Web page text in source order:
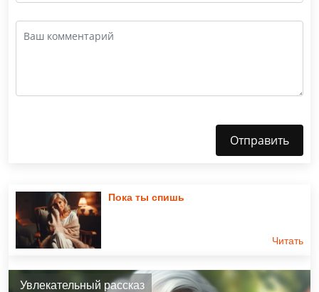
Отправить
Пока ты спишь
Читать
Увлекательный рассказ